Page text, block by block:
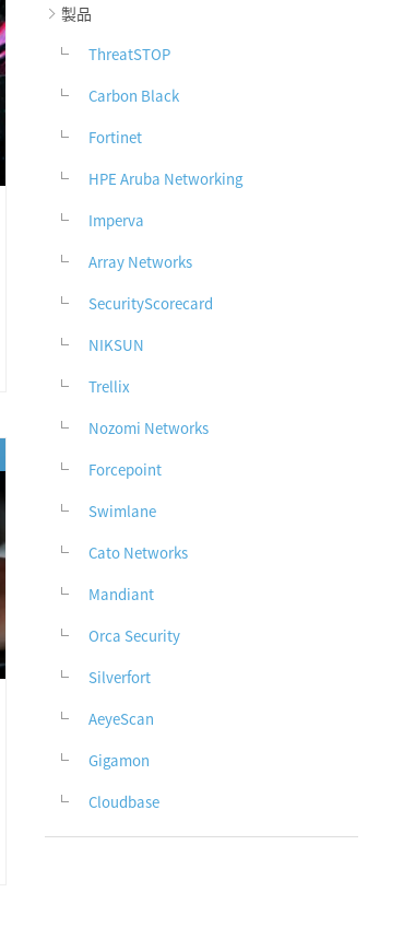
製品
ThreatSTOP
Carbon Black
Fortinet
HPE Aruba Networking
Imperva
Array Networks
SecurityScorecard
NIKSUN
Trellix
Nozomi Networks
Forcepoint
Swimlane
Cato Networks
Mandiant
Orca Security
Silverfort
AeyeScan
Gigamon
Cloudbase